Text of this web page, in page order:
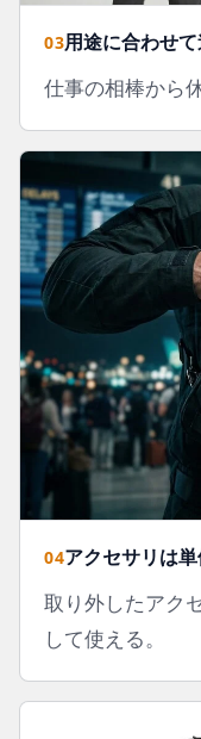
03用途に合わせ
仕事の相棒から
04アクセサリは
取り外したアク
して使える。